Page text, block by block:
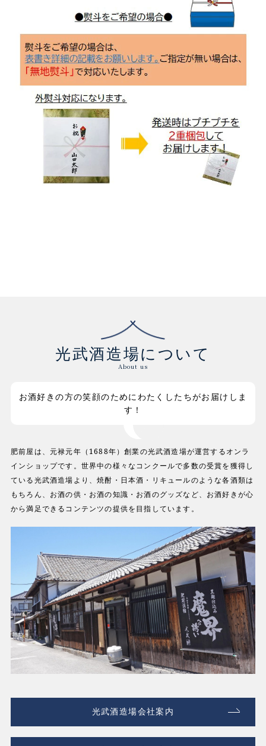
光武酒造場について
About us
お酒好きの方の笑顔のためにわたくしたちがお届けしま
す！
肥前屋は、元禄元年（1688年）創業の光武酒造場が運営するオンラ
インショップです。世界中の様々なコンクールで多数の受賞を獲得し
ている光武酒造場より、焼酎・日本酒・リキュールのような各酒類は
もちろん、お酒の供・お酒の知識・お酒のグッズなど、お酒好きが心
から満足できるコンテンツの提供を目指しています。
光武酒造場会社案内